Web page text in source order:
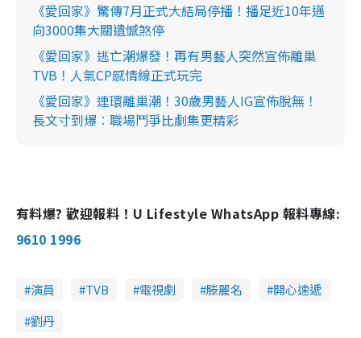
《愛回家》驚傳7月正式大結局停播！播足近10年邁
向3000集大關遺憾煞停
《愛回家》逃亡潮爆發！再有男藝人突然宣佈離巢
TVB！人氣CP感情線正式玩完
《愛回家》連環離巢潮！30歲男藝人IG宣佈脫無！
長文寸到爆︰職場鬥爭比劇集更精彩
有料爆? 歡迎報料！U Lifestyle WhatsApp 報料專線:
9610 1996
演員 TVB 電視劇 滕麗名
開心速遞
劉丹